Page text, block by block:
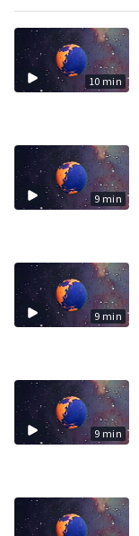
10 min
9 min
9 min
9 min